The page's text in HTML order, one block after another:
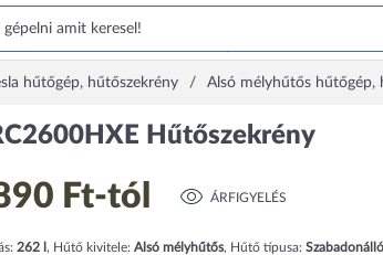
hűtőgép, hűtőszekrény Alsó mélyhűtős hűtőgép,
Hűtőszekrény
Ft-tól ÁRFIGYELÉS
262 , Hűtő kivitele: Alsó mélyhűtős, Hűtő típusa: Szabadonálló